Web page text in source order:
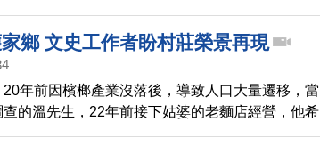
的巨型鹿角蕨，透過鏡頭來看看。
鄉 文史工作者盼村莊榮景再現
年前因檳榔產業沒落後，導致人口大量遷移，當
的溫先生，22年前接下姑婆的老麵店經營，他希
展在地文化，吸引更多年輕人返鄉，帶動社區產